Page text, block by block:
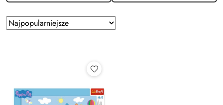
Zastosowano
sortowanie:
Sortuj
według